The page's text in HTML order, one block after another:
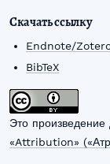
Скачать ссылку
Endnote/
BibTeX
Это произведение
«Attribution»